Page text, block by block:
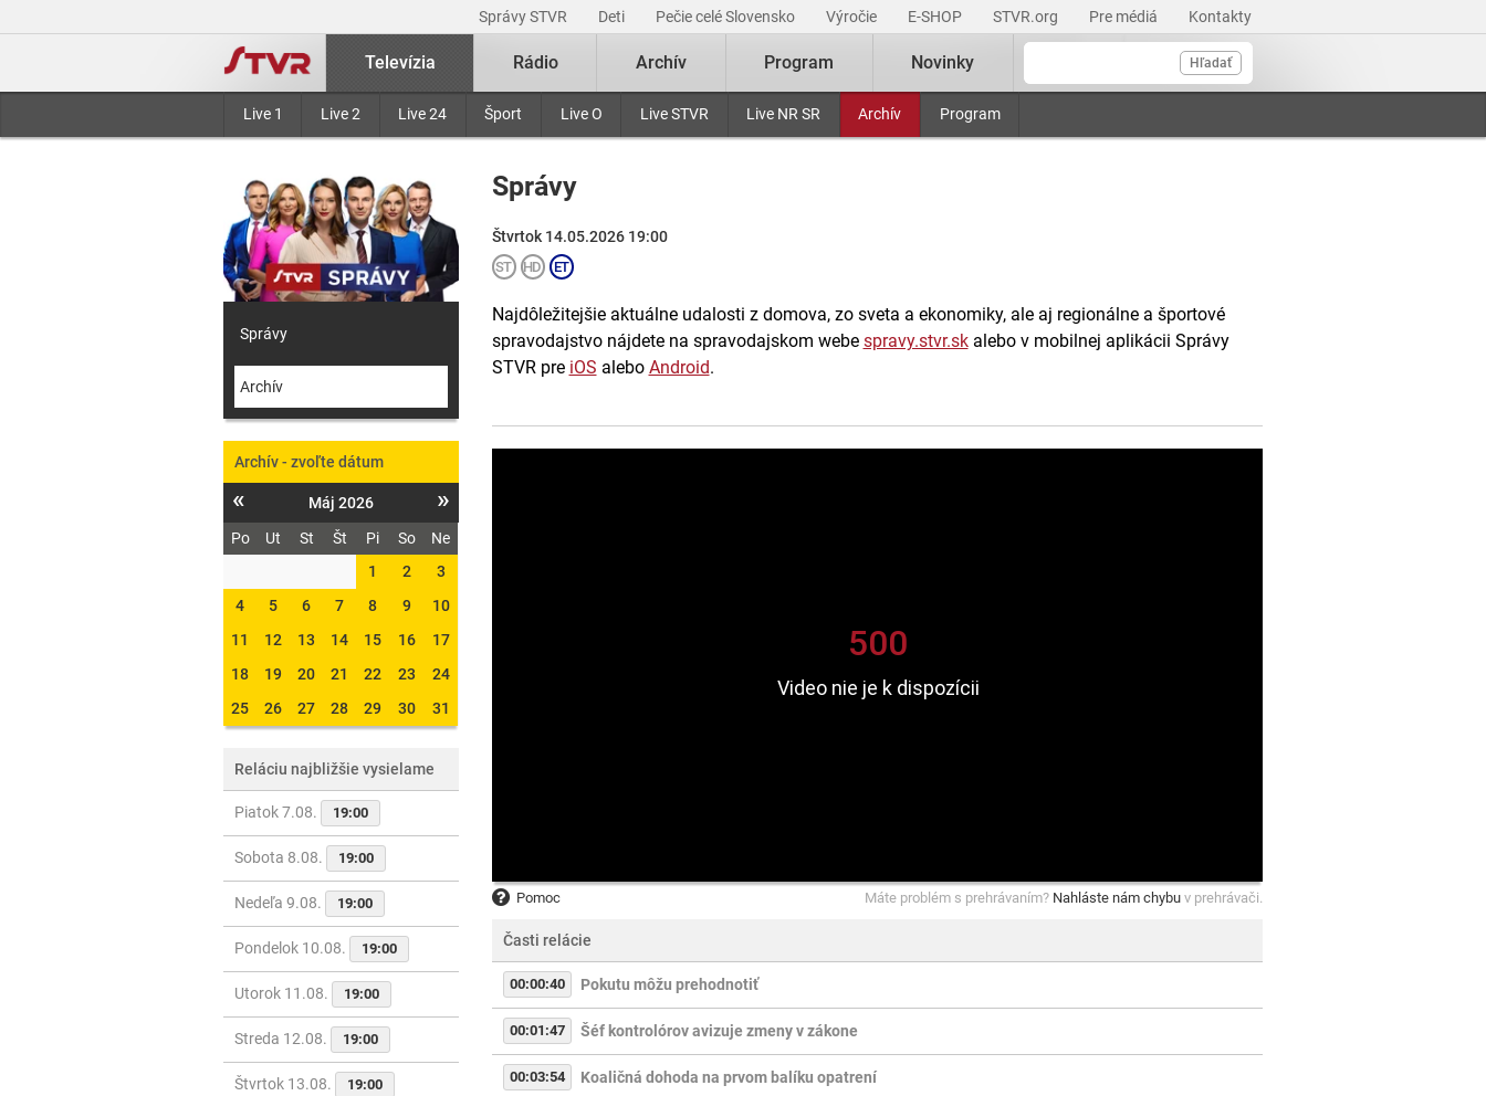
Správy STVR Deti Pečie celé Slovensko Výročie E-SHOP STVR.org Pre médiá Kontakty
Hľadať
Televízia
Live 1 Live 2 Live 24 Šport Live O Live STVR Live NR SR Archív Program
Rádio Archív Program Novinky
Správy
Štvrtok 14.05.2026 19:00
Najdôležitejšie aktuálne udalosti z domova, zo sveta a ekonomiky, ale aj regionálne a športové
spravodajstvo nájdete na spravodajskom webe spravy.stvr.skalebo v mobilnej aplikácii Správy
STVR pre iOS alebo Android.
Pomoc Máte problém s prehrávaním? Nahláste nám chybu v prehrávači.
Časti relácie
00:00:40 Pokutu môžu prehodnotiť
00:01:47 Šéf kontrolórov avizuje zmeny v zákone
00:03:54 Koaličná dohoda na prvom balíku opatrení
Správy
Archív
Archív - zvoľte dátum
« Máj 2026 »
Po Ut St Št Pi So
Ne
1
2
3
4
5 6 7 8 9
10
11
12 13 14 15 16
17
18
19 20 21 22 23
24
25
26 27 28 29 30 31
Reláciu najbližšie vysielame
Piatok 7.08. 19:00
Sobota 8.08. 19:00
Nedeľa 9.08. 19:00
Pondelok 10.08. 19:00
Utorok 11.08. 19:00
Streda 12.08. 19:00
Štvrtok 13.08. 19:00